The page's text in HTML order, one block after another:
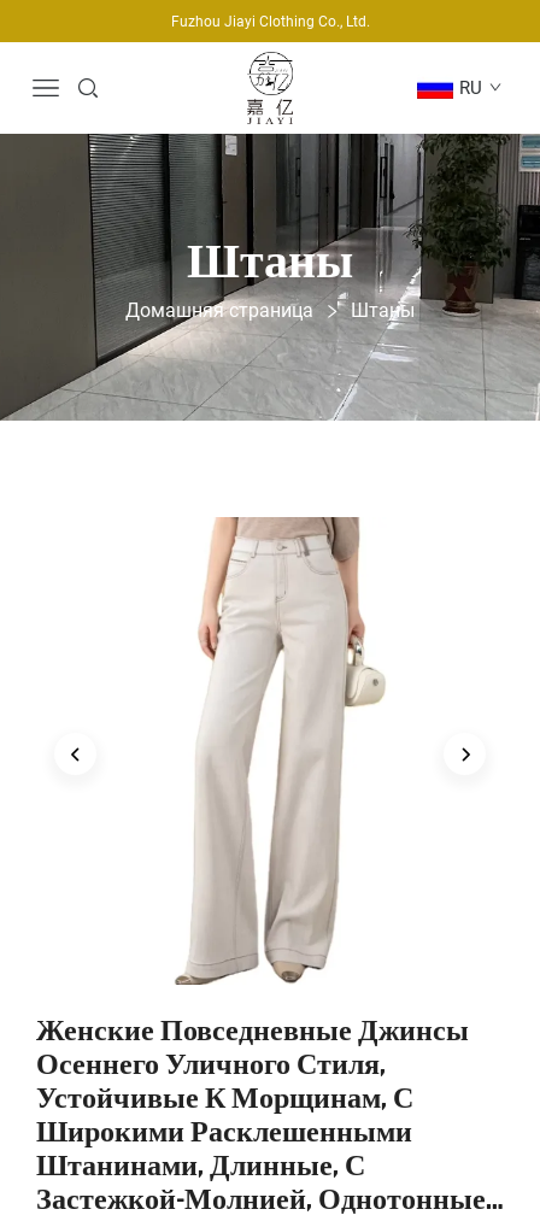
Fuzhou Jiayi Clothing Co., Ltd.
RU
Штаны
Домашняя страница Штаны
Женские Повседневные Джинсы
Осеннего Уличного Стиля,
Устойчивые К Морщинам, С
Широкими Расклешенными
Штанинами, Длинные, С
Застежкой-Молнией, Однотонные,